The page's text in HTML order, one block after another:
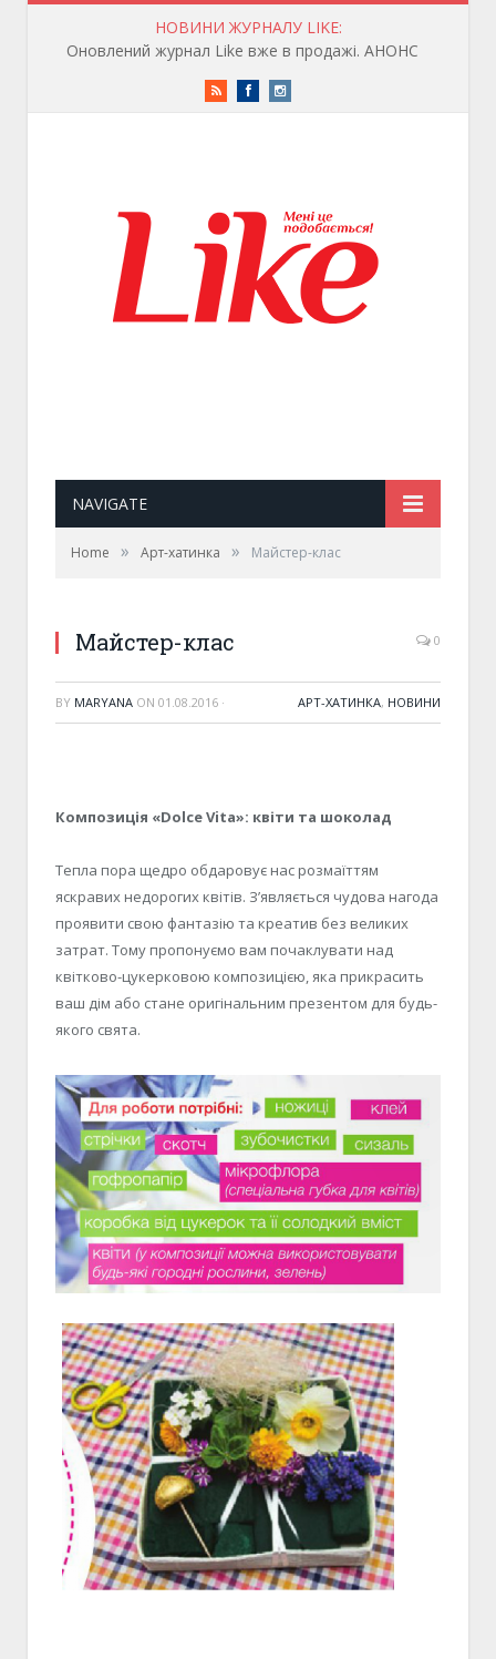
НОВИНИ ЖУРНАЛУ LIKE:
Оновлений журнал Like вже в продажі. АНОНС
RSS FacebookInstagram
NAVIGATE
Home » Арт-хатинка » Майстер-клас
Майстер-клас 0
BY MARYANA ON 01.08.2016 · АРТ-ХАТИНКА, НОВИНИ
Композиція «Dolce Vita»: квіти та шоколад
Тепла пора щедро обдаровує нас розмаїттям
яскравих недорогих квітів. З’являється чудова нагода
проявити свою фантазію та креатив без великих
затрат. Тому пропонуємо вам почаклувати над
квітково-цукерковою композицією, яка прикрасить
ваш дім або стане оригінальним презентом для будь-
якого свята.